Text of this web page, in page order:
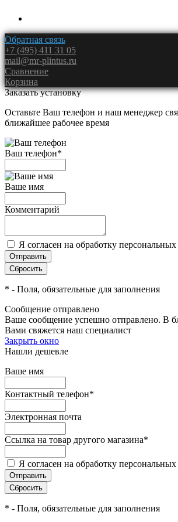
Обратная связь
+7 (495) 411 31 05
mail@mr-plintus.ru
Сравнение
Корзина
Заказать установку
Оставьте Ваш телефон и наш менеджер
ближайшее рабочее время
Ваш телефон*
Ваше имя
Комментарий
Я согласен на обработку
* - Поля, обязательные для заполнения
Сообщение отправлено
Ваше сообщение успешно отправлено. В
Вами свяжется наш специалист
Закрыть окно
Нашли дешевле
Ваше имя
Контактный телефон*
Электронная почта
Ссылка на товар другого магазина*
Я согласен на обработку
* - Поля, обязательные для заполнения